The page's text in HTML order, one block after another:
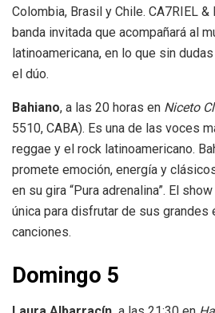
Colombia, Brasil y Chile. CA7RIEL
banda invitada que acompañará al
latinoamericana, en lo que sin
el dúo.
Bahiano, a las 20 horas en Niceto
5510, CABA). Es una de las voces
reggae y el rock latinoamericano.
promete emoción, energía y
en su gira “Pura adrenalina”. El
única para disfrutar de sus grandes
canciones.
Domingo 5